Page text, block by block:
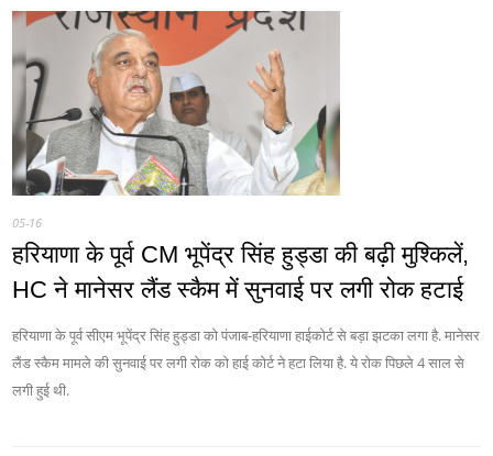
05-16
हरियाणा के पूर्व CM भूपेंद्र सिंह हुड्डा की बढ़ी मुश्किलें,
HC ने मानेसर लैंड स्कैम में सुनवाई पर लगी रोक हटाई
हरियाणा के पूर्व सीएम भूपेंद्र सिंह हुड्डा को पंजाब-हरियाणा हाईकोर्ट से बड़ा झटका लगा है. मानेसर
लैंड स्कैम मामले की सुनवाई पर लगी रोक को हाई कोर्ट ने हटा लिया है. ये रोक पिछले 4 साल से
लगी हुई थी.